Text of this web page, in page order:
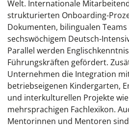
Welt. Internationale
strukturierten Onboarding-
Dokumenten, bilingualen
sechswöchigem Deutsch-
Parallel werden
Führungskräften gefördert.
Unternehmen die Integration
betriebseigenen Kindergarten,
und interkulturellen Projekte
mehrsprachigen Fachlexikon.
Mentorinnen und Mentoren sind